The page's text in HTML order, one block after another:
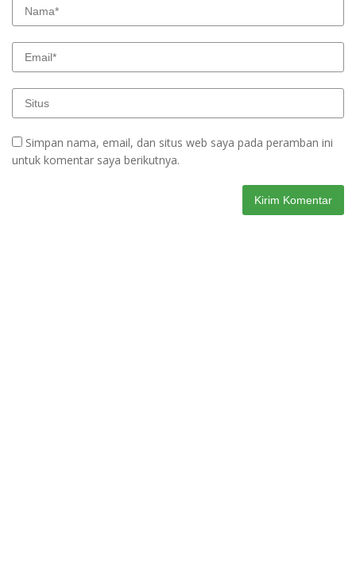
Simpan nama, email, dan situs web saya pada peramban ini
untuk komentar saya berikutnya.